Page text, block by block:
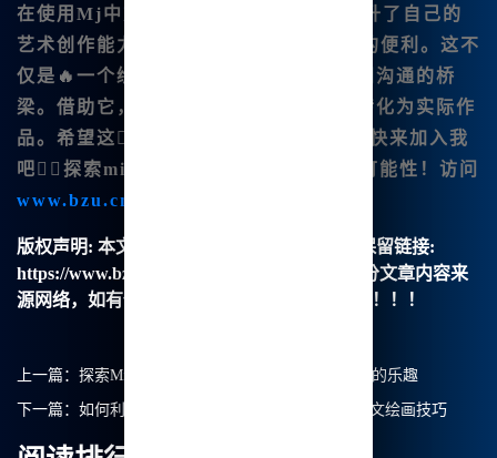
在使用 Mj中文绘画
的过程中，我不仅提升了自己的
艺术创作能力，也感受到了AI技术时代的便利。这不
仅是🔥一个绘图工具，更是我与艺术之间沟通的桥
梁。借助它，我能够将每一个灵感瞬间转化为实际作
品。希望这篇文章能对你们有所启发，快来加入我
吧，探索midjou|rn🔥ey中文版
的无尽可能性！访问
www.bzu.cn
版权声明: 本文由【B族智能】原创，转载请保留链接:
https://www.bzu.cn/news/show/8571.html，部分文章内容来
源网络，如有侵权请联系我们删除处理。谢谢！！！
上一篇： 探索Midjourney充值方式：畅享Mj中文绘画的乐趣
下一篇： 如何利用Midjourney反推提示词提升我的中文绘画技巧